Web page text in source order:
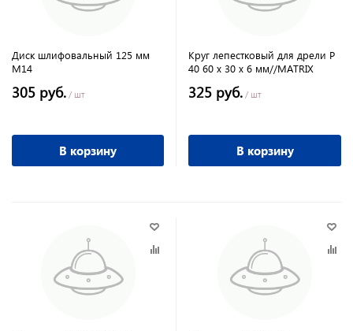
Диск шлифовальный 125 мм
М14
305 руб. / шт
В корзину
Круг лепестковый для дрели Р
40 60 х 30 х 6 мм//MATRIX
325 руб. / шт
В корзину